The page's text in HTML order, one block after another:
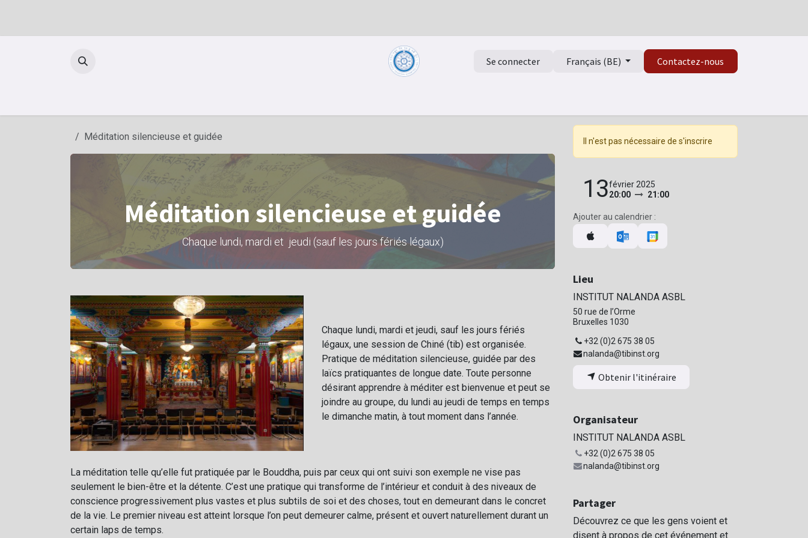
Se connecter
Français (BE) Contactez-nous
Méditation silencieuse et guidée
Méditation silencieuse et guidée
Chaque lundi, mardi et jeudi (sauf les jours fériés légaux)
Chaque lundi, mardi et jeudi, sauf les jours fériés
légaux, une session de Chiné (tib) est organisée.
Pratique de méditation silencieuse, guidée par des
laïcs pratiquantes de longue date. Toute personne
désirant apprendre à méditer est bienvenue et peut se
joindre au groupe, du lundi au jeudi de temps en temps
le dimanche matin, à tout moment dans l’année.
La méditation telle qu’elle fut pratiquée par le Bouddha, puis par ceux qui ont suivi son exemple ne vise pas
seulement le bien-être et la détente. C’est une pratique qui transforme de l’intérieur et conduit à des niveaux de
conscience progressivement plus vastes et plus subtils de soi et des choses, tout en demeurant dans le concret
de la vie. Le premier niveau est atteint lorsque l’on peut demeurer calme, présent et ouvert naturellement durant un
certain laps de temps.
Il n'est pas nécessaire de s'inscrire
13février 2025
20:00
21:00
Ajouter au calendrier :
Lieu
INSTITUT NALANDA ASBL
50 rue de l’Orme
Bruxelles 1030
+32 (0)2 675 38 05
nalanda@tibinst.org
Obtenir l'itinéraire
Organisateur
INSTITUT NALANDA ASBL
+32 (0)2 675 38 05
nalanda@tibinst.org
Partager
Découvrez ce que les gens voient et
disent à propos de cet événement et